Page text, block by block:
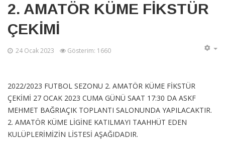
2. AMATÖR KÜME FİKSTÜR
ÇEKİMİ
24 Ocak 2023 Gösterim: 1660
2022/2023 FUTBOL SEZONU 2. AMATÖR KÜME FİKSTÜR
ÇEKİMİ 27 OCAK 2023 CUMA GÜNÜ SAAT 17:30 DA ASKF
MEHMET BAĞRIAÇIK TOPLANTI SALONUNDA YAPILACAKTIR.
2. AMATÖR KÜME LİGİNE KATILMAYI TAAHHÜT EDEN
KULÜPLERİMİZİN LİSTESİ AŞAĞIDADIR.